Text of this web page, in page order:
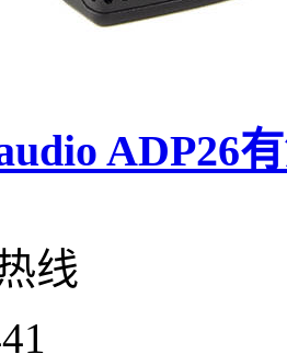
ADP26
线